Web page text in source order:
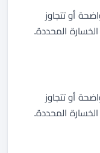
أو تتجاوز
المحددة.
أو تتجاوز
المحددة.